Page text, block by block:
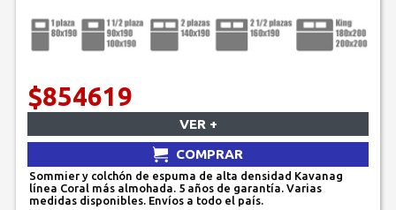
$854619
VER +
COMPRAR
Sommier y colchón de espuma de alta densidad Kavanag
línea Coral más almohada. 5 años de garantía. Varias
medidas disponibles. Envíos a todo el país.